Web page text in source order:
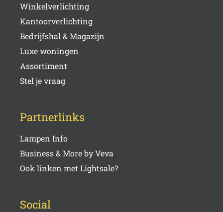
Winkelverlichting
Kantoorverlichting
Bedrijfshal & Magazijn
Luxe woningen
Assortiment
Stel je vraag
Partnerlinks
Lampen Info
Business & More by Veva
Ook linken met Lightsale?
Social